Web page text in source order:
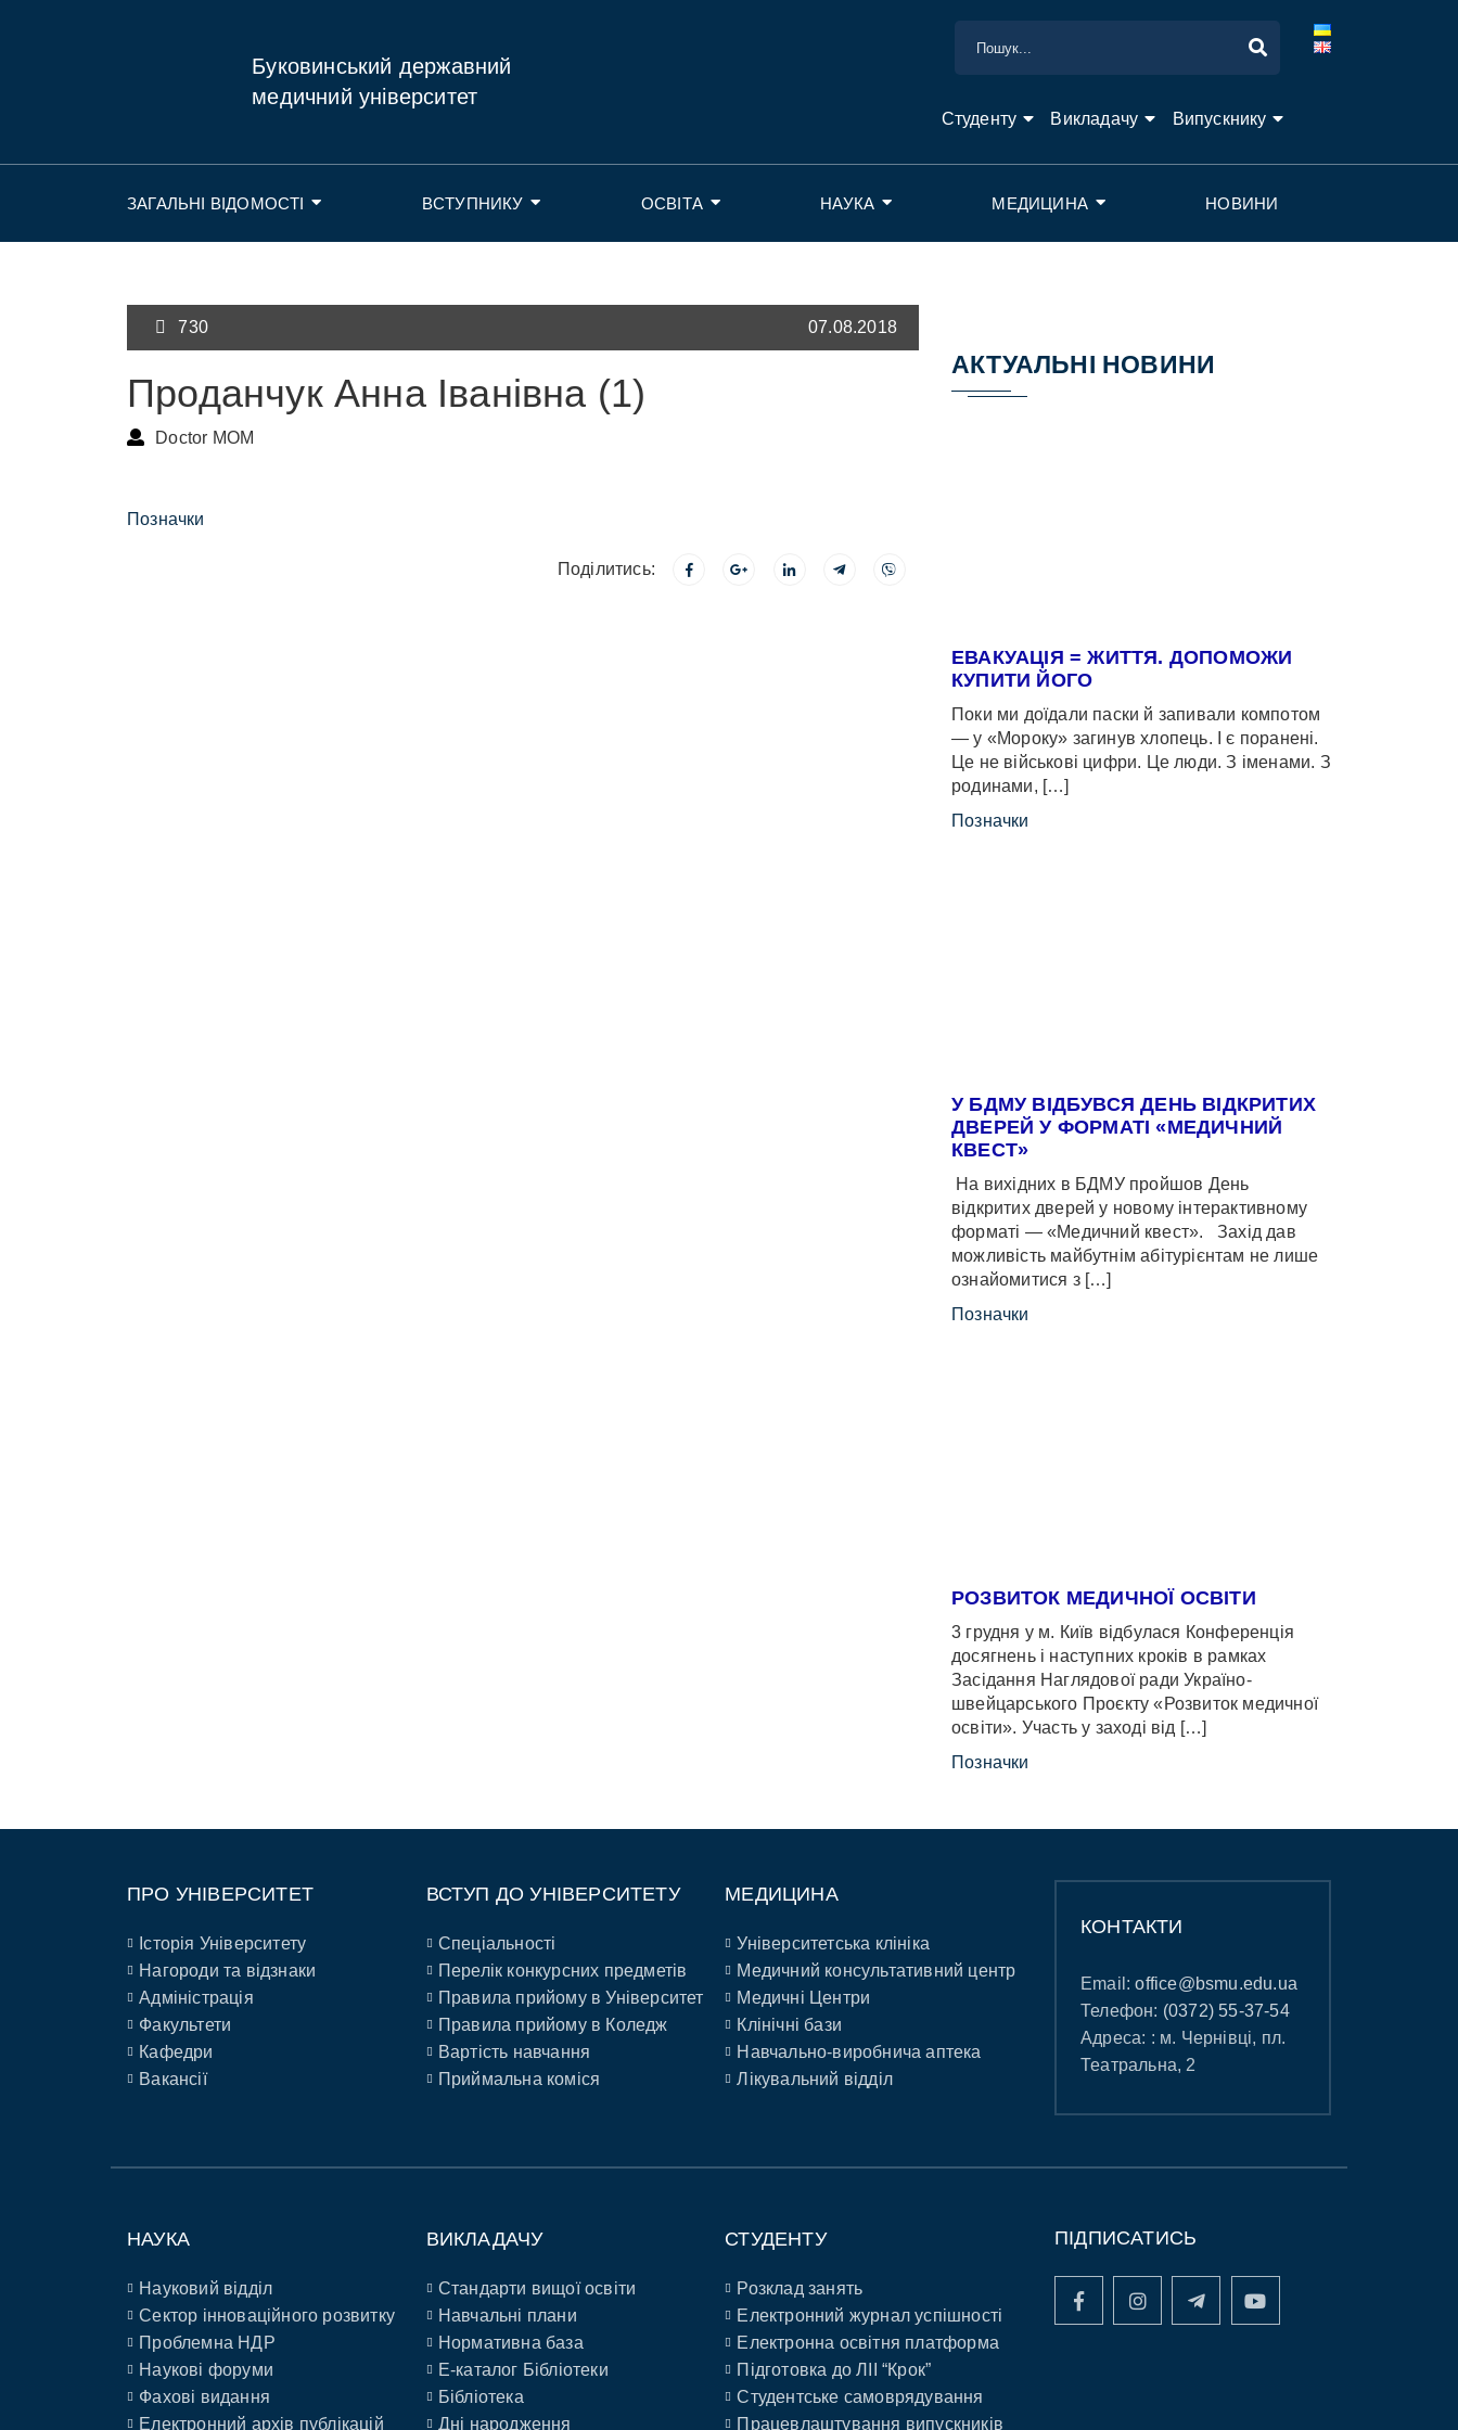
Буковинський державний
медичний університет
Студенту Викладачу Випускнику
ЗАГАЛЬНІ ВІДОМОСТІ ВСТУПНИКУ ОСВІТА НАУКА МЕДИЦИНА НОВИНИ
730 07.08.2018
Проданчук Анна Іванівна (1)
Doctor MOM
Позначки
Поділитись:
АКТУАЛЬНІ НОВИНИ
ЕВАКУАЦІЯ = ЖИТТЯ. ДОПОМОЖИ
КУПИТИ ЙОГО
Поки ми доїдали паски й запивали компотом
— у «Мороку» загинув хлопець. І є поранені.
Це не військові цифри. Це люди. З іменами. З
родинами, […]
Позначки
У БДМУ ВІДБУВСЯ ДЕНЬ ВІДКРИТИХ
ДВЕРЕЙ У ФОРМАТІ «МЕДИЧНИЙ
КВЕСТ»
На вихідних в БДМУ пройшов День
відкритих дверей у новому інтерактивному
форматі — «Медичний квест». Захід дав
можливість майбутнім абітурієнтам не лише
ознайомитися з […]
Позначки
РОЗВИТОК МЕДИЧНОЇ ОСВІТИ
3 грудня у м. Київ відбулася Конференція
досягнень і наступних кроків в рамках
Засідання Наглядової ради Україно-
швейцарського Проєкту «Розвиток медичної
освіти». Участь у заході від […]
Позначки
ПРО УНІВЕРСИТЕТ
Історія Університету
Нагороди та відзнаки
Адміністрація
Факультети
Кафедри
Вакансії
ВСТУП ДО УНІВЕРСИТЕТУ
Спеціальності
Перелік конкурсних предметів
Правила прийому в Університет
Правила прийому в Коледж
Вартість навчання
Приймальна коміся
МЕДИЦИНА
Університетська клініка
Медичний консультативний центр
Медичні Центри
Клінічні бази
Навчально-виробнича аптека
Лікувальний відділ
КОНТАКТИ
Email:office@bsmu.edu.ua
Телефон: (0372) 55-37-54
Адреса: : м. Чернівці, пл.
Театральна, 2
НАУКА
Науковий відділ
Сектор інноваційного розвитку
Проблемна НДР
Наукові форуми
Фахові видання
Електронний архів публікацій
ВИКЛАДАЧУ
Стандарти вищої освіти
Навчальні плани
Нормативна база
E-каталог Бібліотеки
Бібліотека
Дні народження
СТУДЕНТУ
Розклад занять
Електронний журнал успішності
Електронна освітня платформа
Підготовка до ЛІІ “Крок”
Студентське самоврядування
Працевлаштування випускників
ПІДПИСАТИСЬ